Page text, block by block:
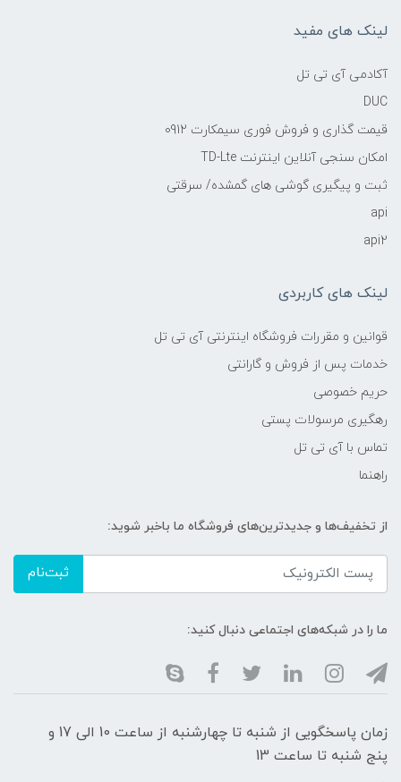
لینک های مفید
آکادمی آی تی تل
DUC
قیمت گذاری و فروش فوری سیمکارت 0912
امکان سنجی آنلاین اینترنت TD-Lte
ثبت و پیگیری گوشی های گمشده/ سرقتی
api
api2
لینک های کاربردی
قوانین و مقررات فروشگاه اینترنتی آی تی تل
خدمات پس از فروش و گارانتی
حریم خصوصی
رهگیری مرسولات پستی
تماس با آی تی تل
راهنما
از تخفیف‌ها و جدیدترین‌های فروشگاه ما باخبر شوید:
ثبت‌نام
ما را در شبکه‌های اجتماعی دنبال کنید:
زمان پاسخگویی از شنبه تا چهارشنبه از ساعت 10 الی 17 و
پنج شنبه تا ساعت 13